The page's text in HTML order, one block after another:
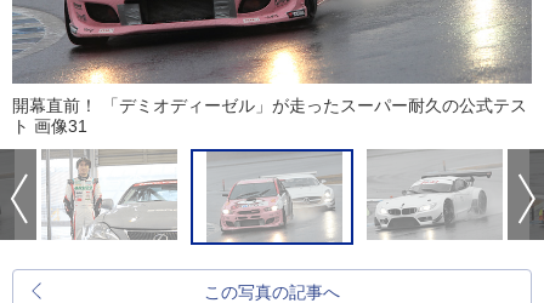
開幕直前！ 「デミオディーゼル」が走ったスーパー耐久の公式テス
ト 画像31
この写真の記事へ